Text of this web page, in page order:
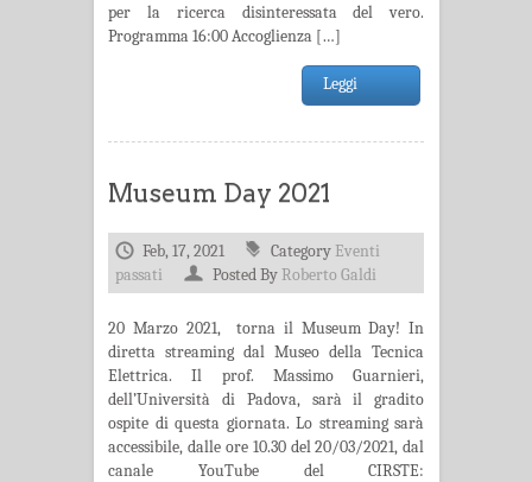
per la ricerca disinteressata del vero.
Programma 16:00 Accoglienza […]
Leggi
Museum Day 2021
Feb, 17, 2021 Category Eventi
passati
Posted ByRoberto Galdi
20 Marzo 2021, torna il Museum Day! In
diretta streaming dal Museo della Tecnica
Elettrica. Il prof. Massimo Guarnieri,
dell’Università di Padova, sarà il gradito
ospite di questa giornata. Lo streaming sarà
accessibile, dalle ore 10.30 del 20/03/2021, dal
canale YouTube del CIRSTE: